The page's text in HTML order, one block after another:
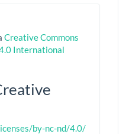
Creative Commons
International
by-nc-nd/4.0/